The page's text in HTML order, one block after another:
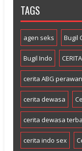
TAGS
agen seks Bugil
Bugil Indo
cerita ABG perawan
cerita dewasa
cerita dewasa
cerita indo sex